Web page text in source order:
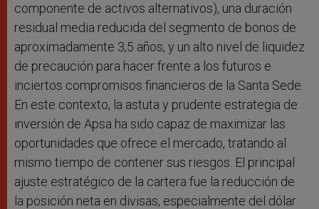
componente de activos alternativos), una duración
residual media reducida del segmento de bonos de
aproximadamente 3,5 años, y un alto nivel de liquidez
de precaución para hacer frente a los futuros e
inciertos compromisos financieros de la Santa Sede.
En este contexto, la astuta y prudente estrategia de
inversión de Apsa ha sido capaz de maximizar las
oportunidades que ofrece el mercado, tratando al
mismo tiempo de contener sus riesgos. El principal
ajuste estratégico de la cartera fue la reducción de
la posición neta en divisas, especialmente del dólar